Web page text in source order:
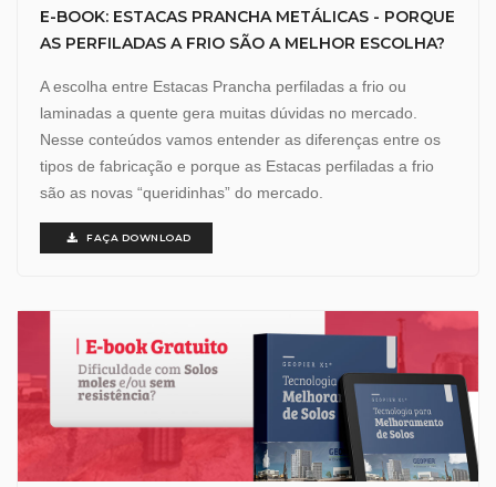
E-BOOK: ESTACAS PRANCHA METÁLICAS - PORQUE
AS PERFILADAS A FRIO SÃO A MELHOR ESCOLHA?
A escolha entre Estacas Prancha perfiladas a frio ou
laminadas a quente gera muitas dúvidas no mercado.
Nesse conteúdos vamos entender as diferenças entre os
tipos de fabricação e porque as Estacas perfiladas a frio
são as novas “queridinhas” do mercado.
FAÇA DOWNLOAD